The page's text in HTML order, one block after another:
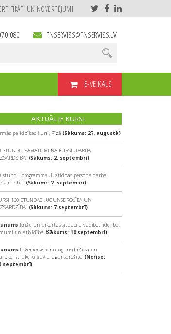
UN NOVĒRTĒJUMI
080 FNSERVISS@FNSERVISS.LV
E-VEIKALS
AKTUĀLIE KURSI
palīdzības kursi, Rīgā (Sākums: 27. augustā)
STUNDU PAMATLĪMEŅA KURSI „DARBA
(Sākums: 2. septembrī)
stundu programma „Uzticības persona darba
(Sākums: 2. septembrī)
160 STUNDAS „UGUNSDROŠĪBA UN
(Sākums: 7.septembrī)
Krīžu un ārkārtas situāciju vadība: līderība,
un atbildība (Sākums: 10.septembrī)
Inženiersistēmu ugunsdrošība un
šuvju ugunsdrošība (Norise: